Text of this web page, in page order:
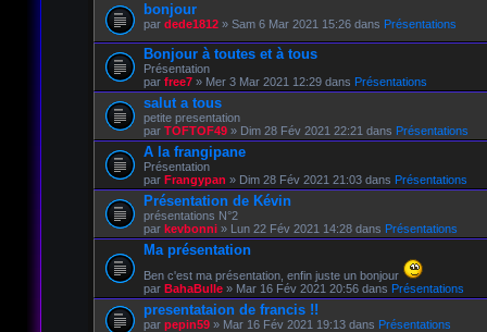
bonjour
par dede1812» Sam 6 Mar 2021 15:26 dans Présentations
Bonjour à toutes et à tous
Présentation
par free7» Mer 3 Mar 2021 12:29 dans Présentations
salut a tous
petite presentation
par TOFTOF49» Dim 28 Fév 2021 22:21 dans Présentations
A la frangipane
Présentation
par Frangypan » Dim 28 Fév 2021 21:03 dans Présentations
Présentation de Kévin
présentations N°2
par kevbonni» Lun 22 Fév 2021 14:28 dans Présentations
Ma présentation
Ben c'est ma présentation, enfin juste un bonjour
par BahaBulle» Mar 16 Fév 2021 20:56 dans Présentations
presentataion de francis !!
par pepin59» Mar 16 Fév 2021 19:13 dans Présentations